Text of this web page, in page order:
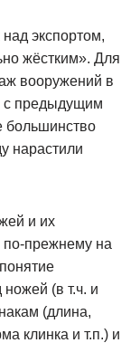
над экспортом,
жёстким». Для
вооружений в
с предыдущим
большинство
нарастили
и их
по-прежнему на
(в т.ч. и
(длина,
клинка и т.п.) и